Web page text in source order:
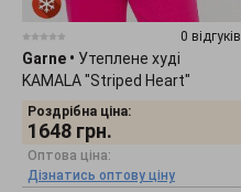
0 відгуків
Garne • Утеплене худі
KAMALA "Striped Heart"
рожеве 9001480
Роздрібна ціна:
1648 грн.
Оптова ціна:
Дізнатись оптову ціну